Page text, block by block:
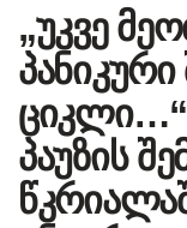
„უკვე
პანიკური
ციკლი…“
პაუზის